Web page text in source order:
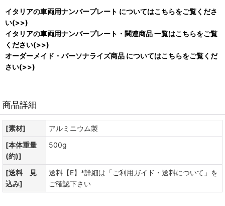
イタリアの車両用ナンバープレート についてはこちらをご覧くださ
い(>>)
イタリアの車両用ナンバープレート・関連商品 一覧はこちらをご覧
ください(>>)
オーダーメイド・パーソナライズ商品 についてはこちらをご覧くだ
さい(>>)
商品詳細
[素材]
アルミニウム製
[本体重量
(約)]
500g
[送料 見
込み]
送料【E】*詳細は「ご利用ガイド・送料について」を
ご確認下さい